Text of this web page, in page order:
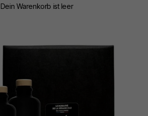
Dein Warenkorb ist leer